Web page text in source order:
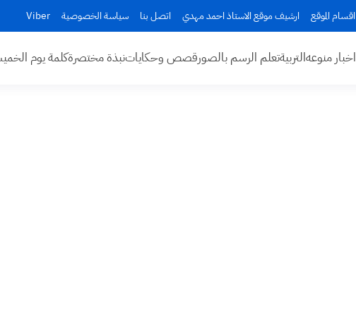
اقسام الموقع ارشيف موقع الاستاذ احمد مهدي اتصل بنا سياسة الخصوصية Viber
اخبار منوعهالتربيةتعلم الرسم بالصورقصص وحكاياتنبذة مختصرةكلمة يوم